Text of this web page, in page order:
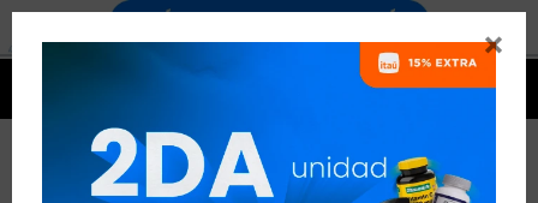

ZINC